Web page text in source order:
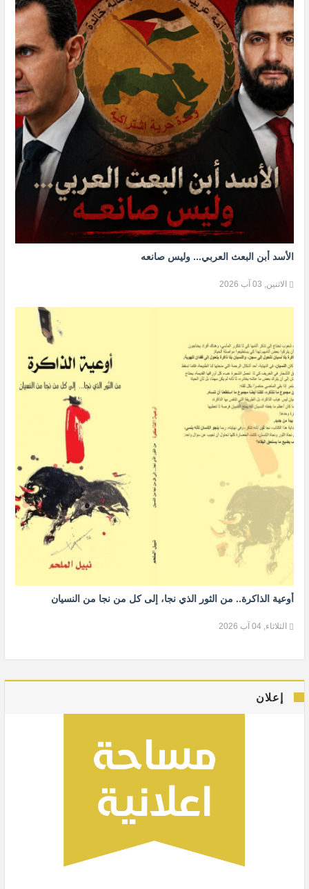
الأسد أبن البعث العربي... وليس صانعه
الاثنين, 03 آب 2026
أوعية الذاكرة.. من الثور الذي نجا، إلى كل من نجا من النسيان
الثلاثاء, 04 آب 2026
إعلان